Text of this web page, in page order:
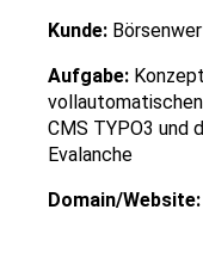
Kunde:
Aufgabe:
CMS TYPO3 und
Evalanche
Domain/Website: